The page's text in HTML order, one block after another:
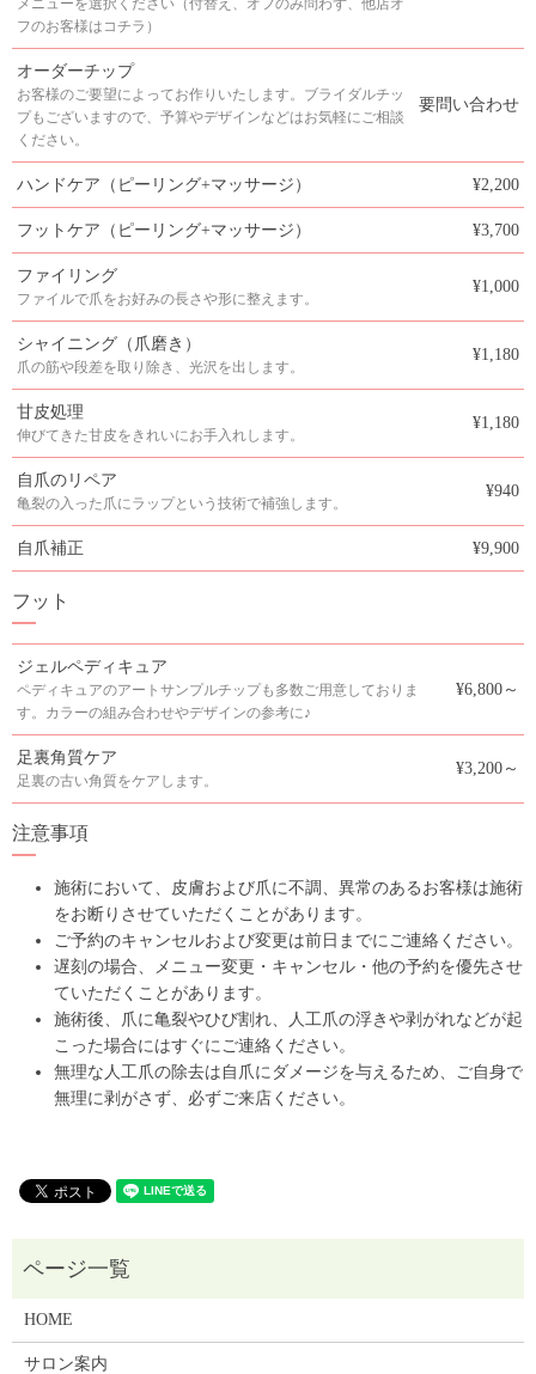
メニューを選択ください（付替え、オフのみ問わず、他店オ
フのお客様はコチラ）
オーダーチップ
お客様のご要望によってお作りいたします。ブライダルチッ
プもございますので、予算やデザインなどはお気軽にご相談
ください。
要問い合わせ
ハンドケア（ピーリング+マッサージ） ¥2,200
フットケア（ピーリング+マッサージ） ¥3,700
ファイリング
ファイルで爪をお好みの長さや形に整えます。
¥1,000
シャイニング（爪磨き）
爪の筋や段差を取り除き、光沢を出します。
¥1,180
甘皮処理
伸びてきた甘皮をきれいにお手入れします。
¥1,180
自爪のリペア
亀裂の入った爪にラップという技術で補強します。
¥940
自爪補正 ¥9,900
フット
ジェルペディキュア
ペディキュアのアートサンプルチップも多数ご用意しておりま
す。カラーの組み合わせやデザインの参考に♪
¥6,800～
足裏角質ケア
足裏の古い角質をケアします。
¥3,200～
注意事項
施術において、皮膚および爪に不調、異常のあるお客様は施術
をお断りさせていただくことがあります。
ご予約のキャンセルおよび変更は前日までにご連絡ください。
遅刻の場合、メニュー変更・キャンセル・他の予約を優先させ
ていただくことがあります。
施術後、爪に亀裂やひび割れ、人工爪の浮きや剥がれなどが起
こった場合にはすぐにご連絡ください。
無理な人工爪の除去は自爪にダメージを与えるため、ご自身で
無理に剥がさず、必ずご来店ください。
HOME
サロン案内